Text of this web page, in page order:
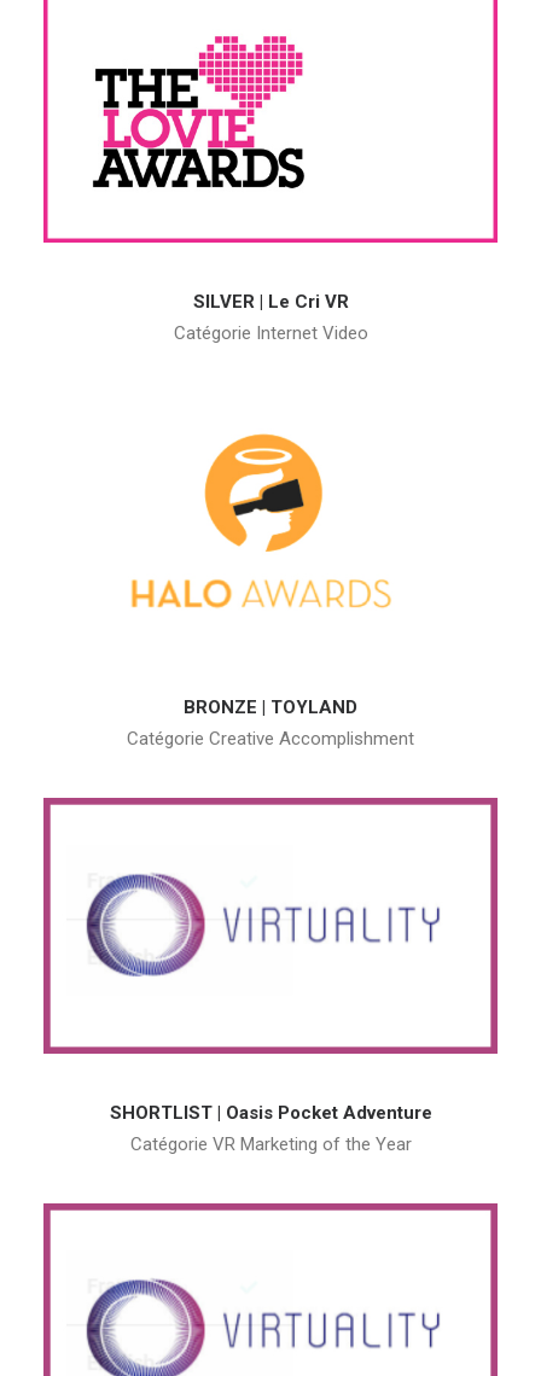
SILVER | Le Cri VR
Catégorie Internet Video
BRONZE | TOYLAND
Catégorie Creative Accomplishment
SHORTLIST | Oasis Pocket Adventure
Catégorie VR Marketing of the Year